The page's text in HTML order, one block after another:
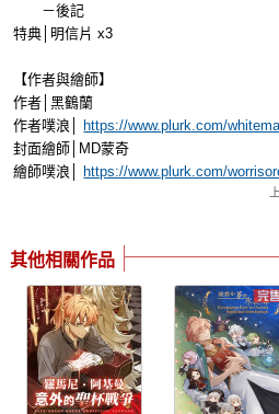
－後記
特典│明信片 x3
【作者與繪師】
作者│黑鶴蘭
作者噗浪│
https://www.plurk.com/
封面繪師│MD蒙奇
繪師噗浪│
https://www.plurk.com/
其他相關作品